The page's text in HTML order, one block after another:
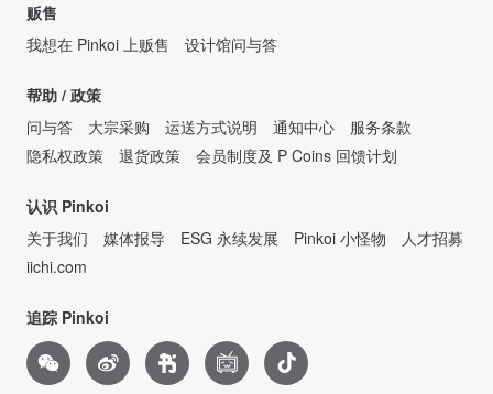
贩售
我想在 Pinkoi 上贩售
设计馆问与答
帮助 / 政策
问与答
大宗采购 运送方式说明 通知中心
服务条款
隐私权政策
退货政策 会员制度及 P Coins 回馈计划
认识 Pinkoi
关于我们
媒体报导 ESG 永续发展 Pinkoi 小怪物
人才招募
iichi.com
追踪 Pinkoi